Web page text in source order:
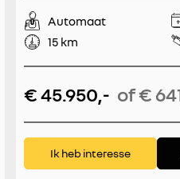
Augmented Vision | Pack Light &
| Harman Kardon |
Control (IACC) |
Automaat
15 km
€ 45.950,- of €
Ik heb interesse